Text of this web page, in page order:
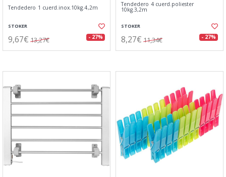
Tendedero 1 cuerd.inox.10kg.4,2m
STOKER
9,67€ 13,27€ - 27%
Tendedero 4 cuerd.poliester
10kg.3,2m
STOKER
8,27€ 11,34€ - 27%